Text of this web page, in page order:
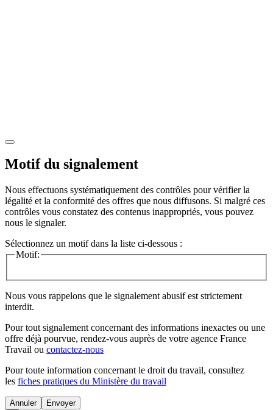
Motif du signalement
Nous effectuons systématiquement des contrôles pour vérifier la
légalité et la conformité des offres que nous diffusons. Si malgré ces
contrôles vous constatez des contenus inappropriés, vous pouvez
nous le signaler.
Sélectionnez un motif dans la liste ci-dessous :
Motif:
Nous vous rappelons que le signalement abusif est strictement
interdit.
Pour tout signalement concernant des informations inexactes ou une
offre déjà pourvue, rendez-vous auprès de votre agence France
Travail ou contactez-nous
Pour toute information concernant le droit du travail, consultez
les fiches pratiques du Ministère du travail
Annuler